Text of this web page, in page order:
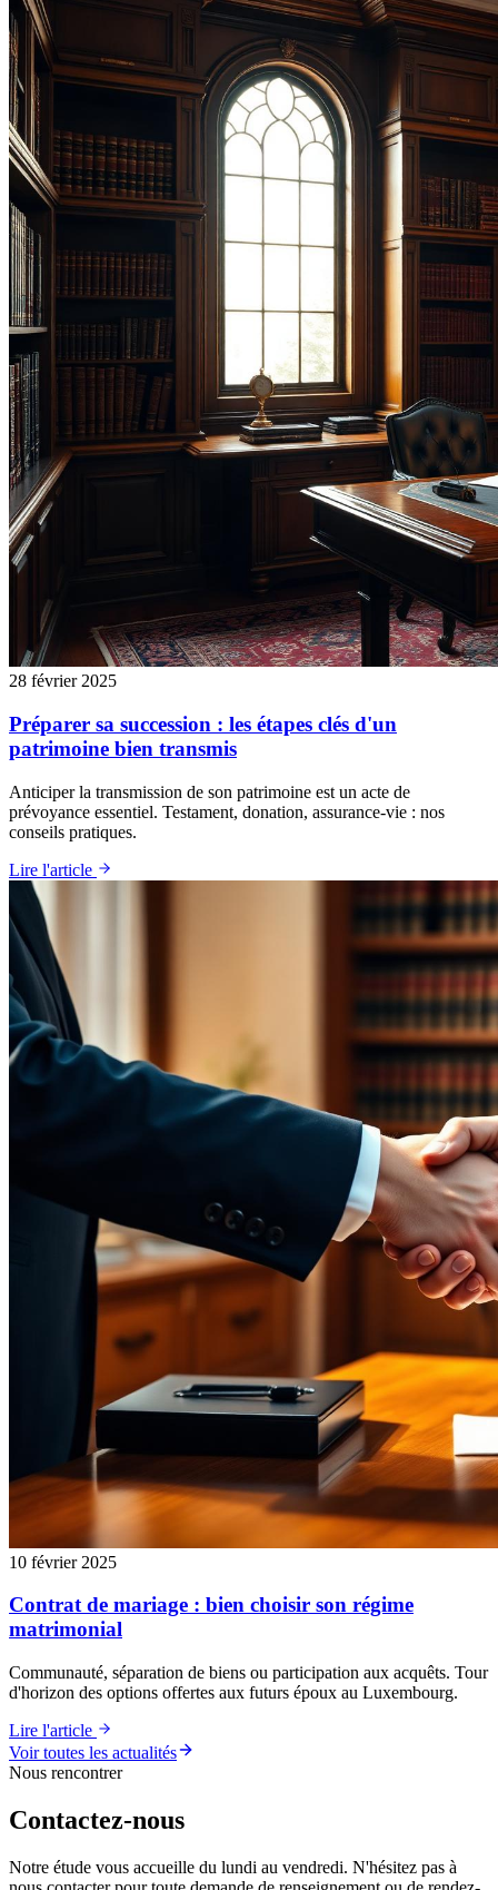
28 février 2025
Préparer sa succession : les étapes clés d'un
patrimoine bien transmis
Anticiper la transmission de son patrimoine est un acte de
prévoyance essentiel. Testament, donation, assurance-vie : nos
conseils pratiques.
Lire l'article
10 février 2025
Contrat de mariage : bien choisir son régime
matrimonial
Communauté, séparation de biens ou participation aux acquêts. Tour
d'horizon des options offertes aux futurs époux au Luxembourg.
Lire l'article
Voir toutes les actualités
Nous rencontrer
Contactez-nous
Notre étude vous accueille du lundi au vendredi. N'hésitez pas à